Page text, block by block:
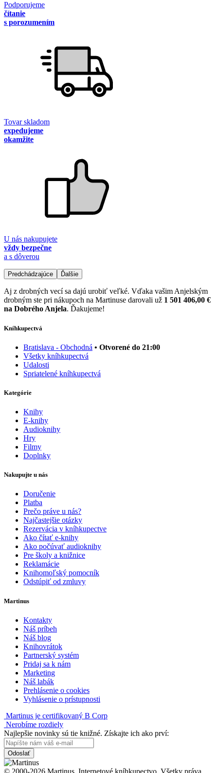
Podporujeme
čítanie
s porozumením
Tovar skladom
expedujeme
okamžite
U nás nakupujete
vždy bezpečne
a s dôverou
Predchádzajúce Ďalšie
Aj z drobných vecí sa dajú urobiť veľké. Vďaka vašim Anjelským
drobným ste pri nákupoch na Martinuse darovali už 1 501 406,00 €
na Dobrého Anjela. Ďakujeme!
Kníhkupectvá
Bratislava - Obchodná • Otvorené do 21:00
Všetky kníhkupectvá
Udalosti
Spriatelené kníhkupectvá
Kategórie
Knihy
E-knihy
Audioknihy
Hry
Filmy
Doplnky
Nakupujte u nás
Doručenie
Platba
Prečo práve u nás?
Najčastejšie otázky
Rezervácia v kníhkupectve
Ako čítať e-knihy
Ako počúvať audioknihy
Pre školy a knižnice
Reklamácie
Knihomoľský pomocník
Odstúpiť od zmluvy
Martinus
Kontakty
Náš príbeh
Náš blog
Knihovrátok
Partnerský systém
Pridaj sa k nám
Marketing
Náš labák
Prehlásenie o cookies
Vyhlásenie o prístupnosti
Martinus je certifikovaný B Corp
Nerobíme rozdiely
Najlepšie novinky sú tie knižné. Získajte ich ako prví:
Odoslať
© 2000-2026 Martinus. Internetové kníhkupectvo. Všetky práva